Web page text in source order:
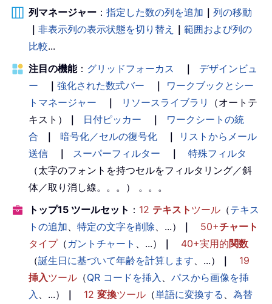
        i
= i
1
Next
    Application
.ScreenUpdating =
True
    MsgBox
End Sub
列マネージャー ： 指定した数の列を追加 ｜ 列の移動
｜ 非表示列の表示状態を切り替え ｜ 範囲および列の
比較...
注目の機能： グリッドフォーカス ｜
デザインビュ
ー
｜ 強化された数式バー ｜
ワークブックとシー
トマネージャー
｜ リソースライブラリ
（オートテ
キスト）
｜ 日付ピッカー ｜
ワークシートの統
合
｜ 暗号化／セルの復号化 ｜
リストからメール
送信
｜ スーパーフィルター ｜
特殊フィルタ
（太字のフォントを持つセルをフィルタリング／斜
体／取り消し線。。。） 。。。
トップ15 ツールセット ： 12 テキスト ツール （テキス
トの追加
特定の文字を削除 、...） ｜ 50+チャート
タイプ（ ガントチャート 、...） ｜ 40+実用的関数
（誕生日に基づいて年齢を計算します 、...） ｜
19
挿入ツール （QR コードを挿入
パスから画像を挿
入
、...） ｜ 12 変換ツール （単語に変換する
為替